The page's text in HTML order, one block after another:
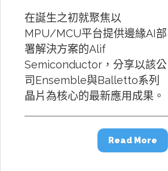
在誕生之初就聚焦以
MPU/MCU平台提供邊緣AI部
署解決方案的Alif
Semiconductor，分享以該公
司Ensemble與Balletto系列
晶片為核心的最新應用成果。
Read More